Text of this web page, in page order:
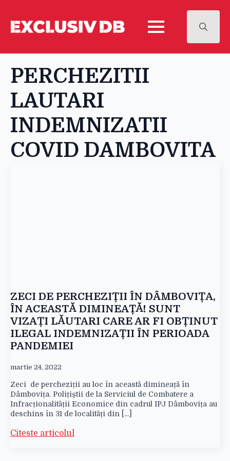
PERCHEZITII
LAUTARI
INDEMNIZATII
COVID DAMBOVITA
ZECI DE PERCHEZIȚII ÎN DÂMBOVIȚA,
ÎN ACEASTĂ DIMINEAȚĂ! SUNT
VIZAȚI LĂUTARI CARE AR FI OBȚINUT
ILEGAL INDEMNIZAȚII ÎN PERIOADA
PANDEMIEI
martie 24, 2022
Zeci de percheziții au loc în această dimineață în
Dâmbovița. Polițiștii de la Serviciul de Combatere a
Infracționalității Economice din cadrul IPJ Dâmbovița au
deschins în 31 de localități din [...]
Citeste articolul